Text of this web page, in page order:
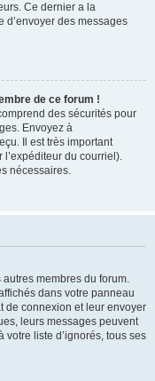
Ce dernier a la
d’envoyer des messages
de ce forum !
des sécurités pour
Envoyez à
Il est très important
l’expéditeur du courriel).
nécessaires.
membres du forum.
dans votre panneau
de connexion et leur envoyer
leurs messages peuvent
votre liste d’ignorés, tous ses